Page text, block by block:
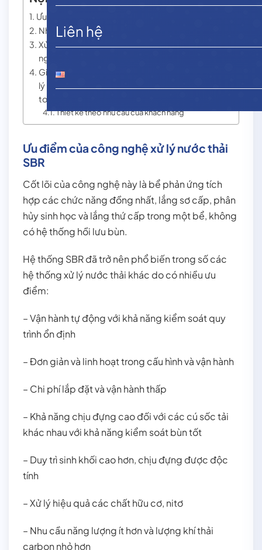
Liên hệ
Ưu điểm của công nghệ xử lý nước thải SBR
Nhược điểm của công nghệ xử lý nước thải SBR
Xử lý nước thải tại các cơ sở nhỏ sử dụng công
nghệ SBR
Giải pháp xử lý nước thải mới bằng công nghệ xử
lý nước thải SBR – GRAF tiết kiệm, hiệu quả, an
toàn
Thiết kế theo nhu cầu của khách hàng
Ưu điểm của công nghệ xử lý nước thải
SBR
Cốt lõi của công nghệ này là bể phản ứng tích
hợp các chức năng đồng nhất, lắng sơ cấp, phân
hủy sinh học và lắng thứ cấp trong một bể, không
có hệ thống hồi lưu bùn.
Hệ thống SBR đã trở nên phổ biến trong số các
hệ thống xử lý nước thải khác do có nhiều ưu
điểm:
– Vận hành tự động với khả năng kiểm soát quy
trình ổn định
– Đơn giản và linh hoạt trong cấu hình và vận hành
– Chi phí lắp đặt và vận hành thấp
– Khả năng chịu đựng cao đối với các cú sốc tải
khác nhau với khả năng kiểm soát bùn tốt
– Duy trì sinh khối cao hơn, chịu đựng được độc
tính
– Xử lý hiệu quả các chất hữu cơ, nitơ
– Nhu cầu năng lượng ít hơn và lượng khí thải
carbon nhỏ hơn